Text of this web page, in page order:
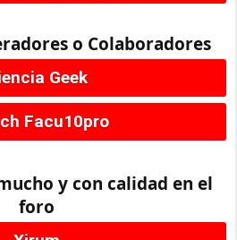
o Colaboradores
Geek
Facu10pro
y con calidad en el
foro